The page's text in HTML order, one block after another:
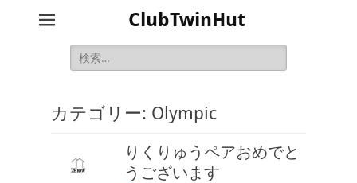
ClubTwinHut
検
索:
カテゴリー: Olympic
りくりゅうペアおめでと
うございます